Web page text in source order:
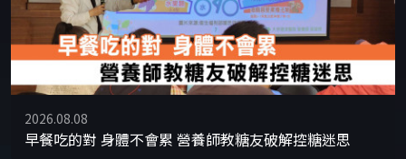
2026.08.08
早餐吃的對 身體不會累 營養師教糖友破解控糖迷思